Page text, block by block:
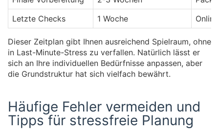
Letzte Checks
1 Woche
Dieser Zeitplan gibt Ihnen ausreichend Spielraum, ohne
in Last-Minute-Stress zu verfallen. Natürlich lässt er
sich an Ihre individuellen Bedürfnisse anpassen, aber
die Grundstruktur hat sich vielfach bewährt.
Häufige Fehler vermeiden und
Tipps für stressfreie Planung